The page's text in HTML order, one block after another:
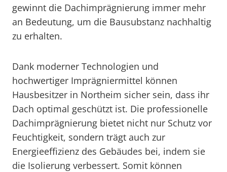
gewinnt die Dachimprägnierung immer mehr
an Bedeutung, um die Bausubstanz nachhaltig
zu erhalten.
Dank moderner Technologien und
hochwertiger Imprägniermittel können
Hausbesitzer in Northeim sicher sein, dass ihr
Dach optimal geschützt ist. Die professionelle
Dachimprägnierung bietet nicht nur Schutz vor
Feuchtigkeit, sondern trägt auch zur
Energieeffizienz des Gebäudes bei, indem sie
die Isolierung verbessert. Somit können